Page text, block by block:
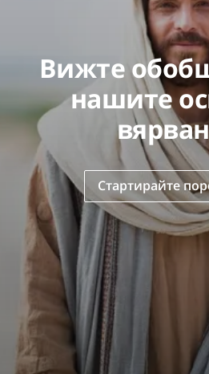
Вижте
нашите
Стартирайте